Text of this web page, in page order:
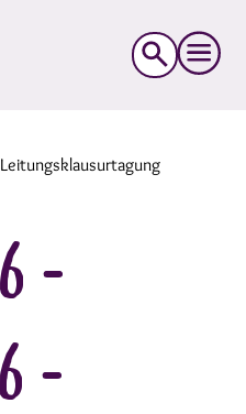
Suche
nach:
Leitungsklausurtagung
-
-